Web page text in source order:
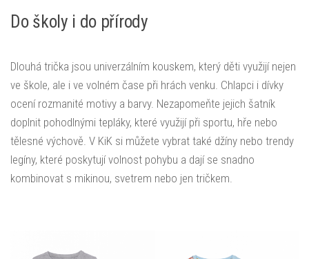
Do školy i do přírody
Dlouhá trička jsou univerzálním kouskem, který děti využijí nejen
ve škole, ale i ve volném čase při hrách venku. Chlapci i dívky
ocení rozmanité motivy a barvy. Nezapomeňte jejich šatník
doplnit pohodlnými tepláky, které využijí při sportu, hře nebo
tělesné výchově. V KiK si můžete vybrat také džíny nebo trendy
legíny, které poskytují volnost pohybu a dají se snadno
kombinovat s mikinou, svetrem nebo jen tričkem.